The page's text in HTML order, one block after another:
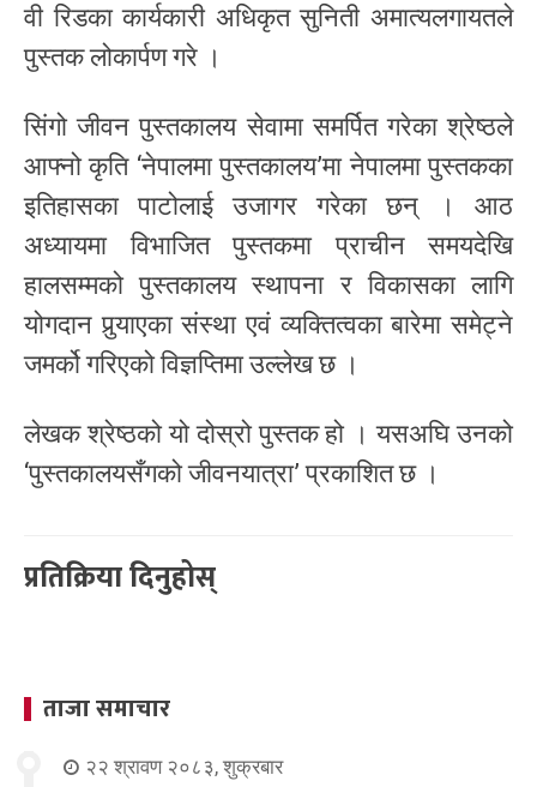
वी रिडका कार्यकारी अधिकृत सुनिती अमात्यलगायतले
पुस्तक लोकार्पण गरे ।
सिंगो जीवन पुस्तकालय सेवामा समर्पित गरेका श्रेष्ठले
आफ्नो कृति ‘नेपालमा पुस्तकालय’मा नेपालमा पुस्तकका
इतिहासका पाटोलाई उजागर गरेका छन् । आठ
अध्यायमा विभाजित पुस्तकमा प्राचीन समयदेखि
हालसम्मको पुस्तकालय स्थापना र विकासका लागि
योगदान पुर्‍याएका संस्था एवं व्यक्तित्वका बारेमा समेट्ने
जमर्को गरिएको विज्ञप्तिमा उल्लेख छ ।
लेखक श्रेष्ठको यो दोस्रो पुस्तक हो । यसअघि उनको
‘पुस्तकालयसँगको जीवनयात्रा’ प्रकाशित छ ।
प्रतिक्रिया दिनुहोस्
ताजा समाचार
२२ श्रावण २०८३, शुक्रबार